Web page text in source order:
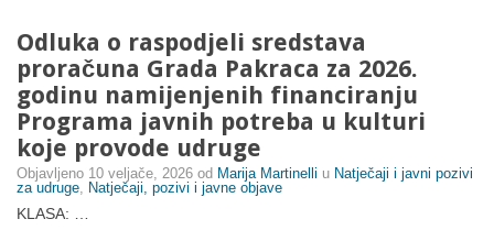
Odluka o raspodjeli sredstava
proračuna Grada Pakraca za 2026.
godinu namijenjenih financiranju
Programa javnih potreba u kulturi
koje provode udruge
Objavljeno 10 veljače, 2026 od Marija Martinelli u Natječaji i javni pozivi
za udruge, Natječaji, pozivi i javne objave
KLASA: …